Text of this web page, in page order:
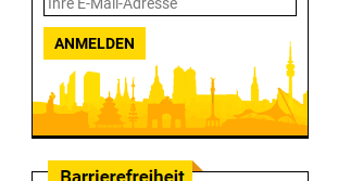
ANMELDEN